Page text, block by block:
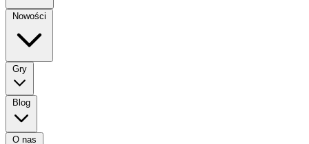
Nowości
Gry
Blog
O nas